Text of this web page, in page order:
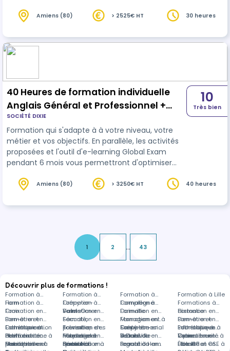
Amiens (80) > 2525€ HT 30 heures
40 Heures de formation individuelle
Anglais Général et Professionnel +
passage du Test English 360°
SOCIÉTÉ DIXIE
Formation qui s'adapte à à votre niveau, votre
métier et vos objectifs. En parallèle, les activités
proposées et l'outil d'e-learning Global Exam
pendant 6 mois vous permettront d'optimiser
10
Très bien
Amiens (80) > 3250€ HT 40 heures
1 2 ... 43
Découvrir plus de formations !
Formation à
Ham
Formation à
Crépy-en-
Valois
Formation à
Compiègne
Formation à Lille
Formation à
Croix
Formation à
Saint-Omer
Formation à
Dainville
Formations à
distance
Formation en
Bien-être et
Esthétique à
Ham
Formation en
Sécurité,
prévention des
risques et
qualité à
Formation en
Management à
Crépy-en-
Valois
Formation en
Bien-être et
Esthétique à
Croix
Formation en
Communication
et efficacité
personnelle et
Formation en
Tourisme,
hôtellerie et
restauration à
Formation en
Santé et social
à Dainville
Formation en
Informatique à
Verneuil-en-
Halatte
Formation en
Petite enfance à
Marcq-en-
Formation en
Massage à
Ham
Formation en
Beauté du
regard à Ham
Formation en
Cybersécurité à
Lille
Formation en
Habilitations à
Formation en
Sécurité à
Formation en
Beauté du
Formation en
Élus IRP et CSE à
Formation en
Formation en
Formation en
Formation en